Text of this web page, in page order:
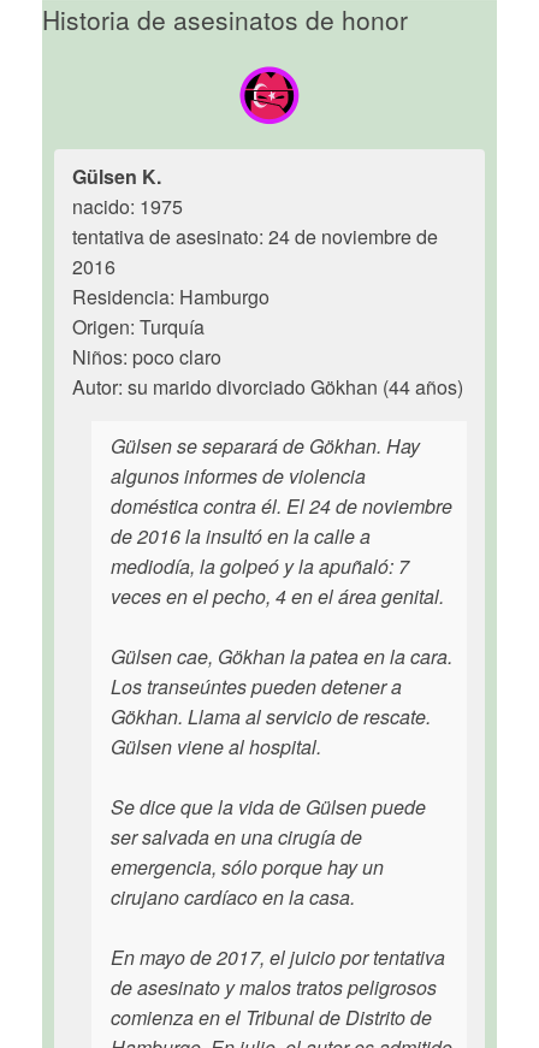
Historia de asesinatos de honor
Gülsen K.
nacido: 1975
tentativa de asesinato: 24 de noviembre de
2016
Residencia: Hamburgo
Origen: Turquía
Niños: poco claro
Autor: su marido divorciado Gökhan (44 años)
Gülsen se separará de Gökhan. Hay
algunos informes de violencia
doméstica contra él. El 24 de noviembre
de 2016 la insultó en la calle a
mediodía, la golpeó y la apuñaló: 7
veces en el pecho, 4 en el área genital.
Gülsen cae, Gökhan la patea en la cara.
Los transeúntes pueden detener a
Gökhan. Llama al servicio de rescate.
Gülsen viene al hospital.
Se dice que la vida de Gülsen puede
ser salvada en una cirugía de
emergencia, sólo porque hay un
cirujano cardíaco en la casa.
En mayo de 2017, el juicio por tentativa
de asesinato y malos tratos peligrosos
comienza en el Tribunal de Distrito de